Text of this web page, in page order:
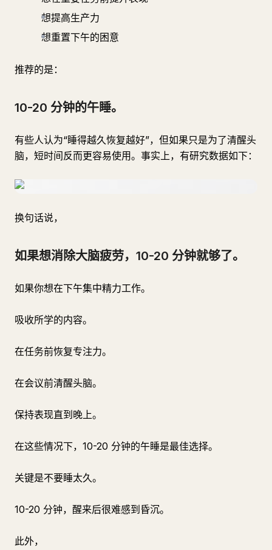
想提高生产力
想重置下午的困意
推荐的是：
10-20 分钟的午睡。
有些人认为“睡得越久恢复越好”，但如果只是为了清醒头
脑，短时间反而更容易使用。事实上，有研究数据如下：
换句话说，
如果想消除大脑疲劳，10-20 分钟就够了。
如果你想在下午集中精力工作。
吸收所学的内容。
在任务前恢复专注力。
在会议前清醒头脑。
保持表现直到晚上。
在这些情况下，10-20 分钟的午睡是最佳选择。
关键是不要睡太久。
10-20 分钟，醒来后很难感到昏沉。
此外，